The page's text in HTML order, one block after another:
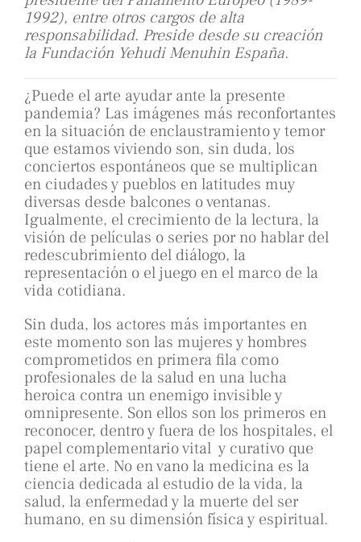
1992), entre otros cargos de alta
responsabilidad. Preside desde su creación
la Fundación Yehudi Menuhin España.
¿Puede el arte ayudar ante la presente
pandemia? Las imágenes más reconfortantes
en la situación de enclaustramiento y temor
que estamos viviendo son, sin duda, los
conciertos espontáneos que se multiplican
en ciudades y pueblos en latitudes muy
diversas desde balcones o ventanas.
Igualmente, el crecimiento de la lectura, la
visión de películas o series por no hablar del
redescubrimiento del diálogo, la
representación o el juego en el marco de la
vida cotidiana.
Sin duda, los actores más importantes en
este momento son las mujeres y hombres
comprometidos en primera fila como
profesionales de la salud en una lucha
heroica contra un enemigo invisible y
omnipresente. Son ellos son los primeros en
reconocer, dentro y fuera de los hospitales, el
papel complementario vital y curativo que
tiene el arte. No en vano la medicina es la
ciencia dedicada al estudio de la vida, la
salud, la enfermedad y la muerte del ser
humano, en su dimensión física y espiritual.